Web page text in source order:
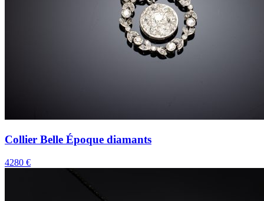
Collier Belle Époque diamants
4280 €